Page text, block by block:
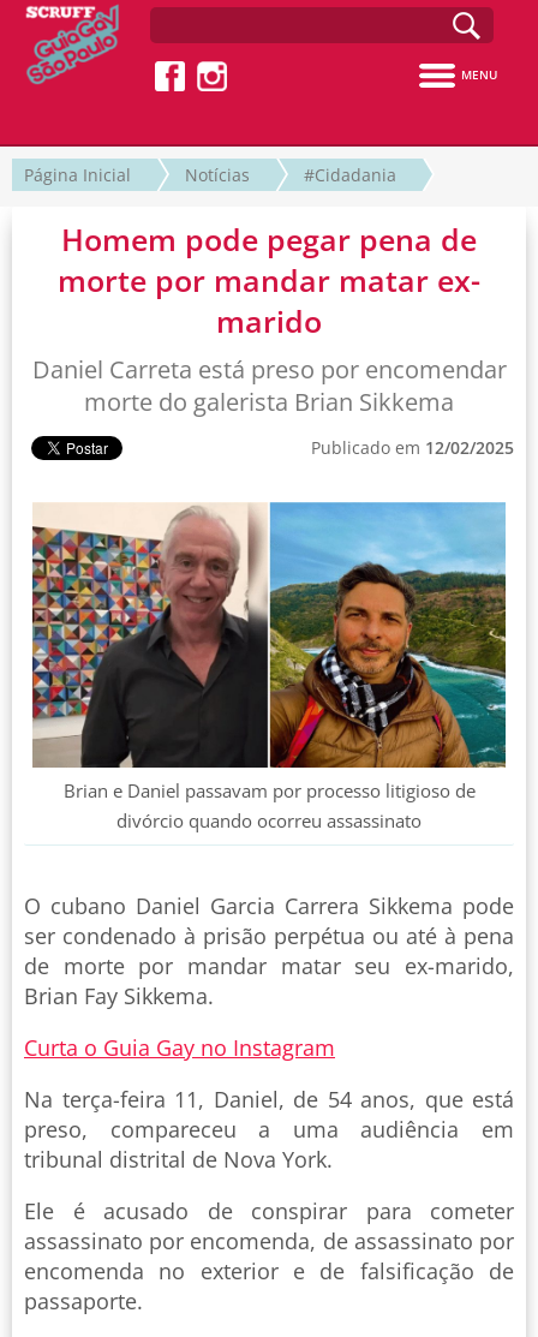
MENU
Página Inicial Notícias #Cidadania
Homem pode pegar pena de
morte por mandar matar ex-
marido
Daniel Carreta está preso por encomendar
morte do galerista Brian Sikkema
Publicado em 12/02/2025
Brian e Daniel passavam por processo litigioso de
divórcio quando ocorreu assassinato
O cubano Daniel Garcia Carrera Sikkema pode
ser condenado à prisão perpétua ou até à pena
de morte por mandar matar seu ex-marido,
Brian Fay Sikkema.
Curta o Guia Gay no Instagram
Na terça-feira 11, Daniel, de 54 anos, que está
preso, compareceu a uma audiência em
tribunal distrital de Nova York.
Ele é acusado de conspirar para cometer
assassinato por encomenda, de assassinato por
encomenda no exterior e de falsificação de
passaporte.